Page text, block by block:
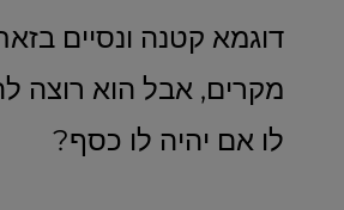
דוגמא קטנה ונסיים
מקרים, אבל הוא רוצה
לו אם יהיה לו כסף?